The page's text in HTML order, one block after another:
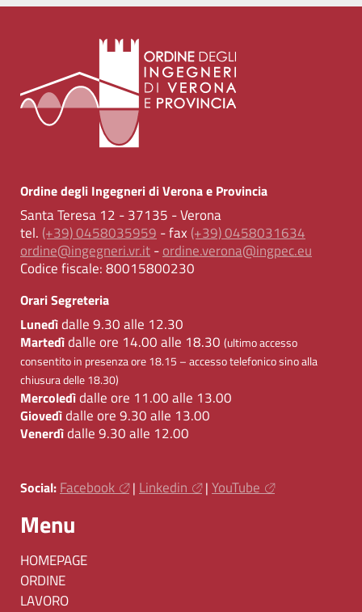
Ordine degli Ingegneri di Verona e Provincia
Santa Teresa 12 - 37135 - Verona
tel. (+39) 0458035959 - fax (+39) 0458031634
ordine@ingegneri.vr.it-ordine.verona@ingpec.eu
Codice fiscale:80015800230
Orari Segreteria
Lunedìdalle 9.30 alle 12.30
Martedìdalle ore 14.00 alle 18.30 (ultimo accesso
consentito in presenza ore 18.15 – accesso telefonico sino alla
chiusura delle 18.30)
Mercoledìdalle ore 11.00 alle 13.00
Giovedìdalle ore 9.30 alle 13.00
Venerdìdalle 9.30 alle 12.00
Social: Facebook | Linkedin | YouTube
Menu
HOMEPAGE
ORDINE
LAVORO